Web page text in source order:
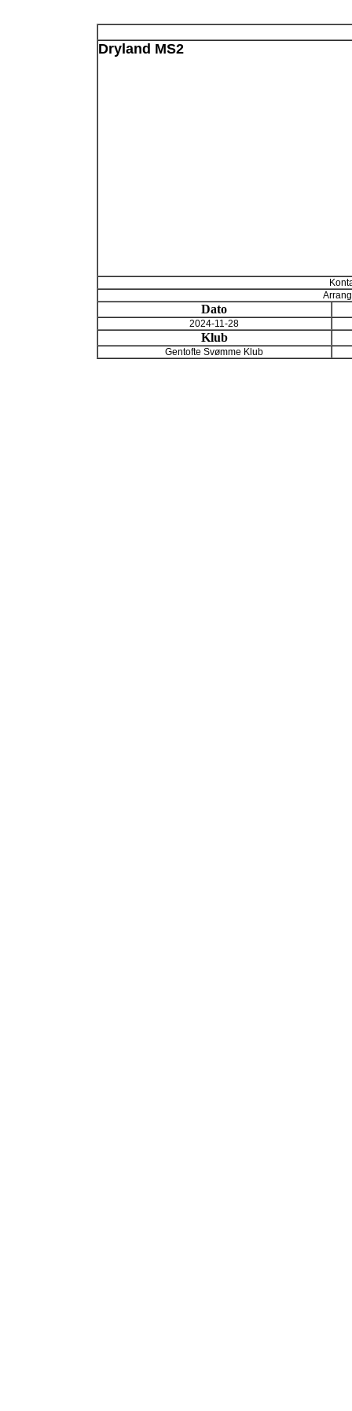
Dryland MS2
Dato
2024-11-28
Klub
Gentofte Svømme Klub